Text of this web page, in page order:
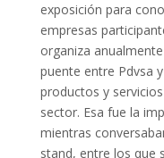
exposición para
empresas
organiza
puente entre Pdvsa
productos y
sector. Esa fue la
mientras
stand, entre los que